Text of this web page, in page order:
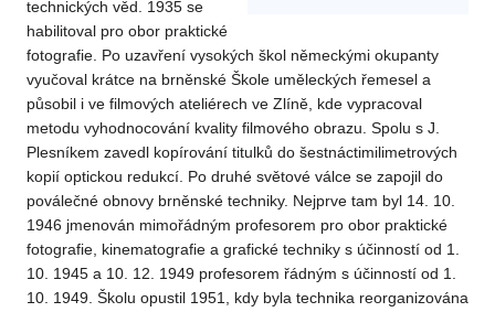
technických věd. 1935 se
habilitoval pro obor praktické
fotografie. Po uzavření vysokých škol německými okupanty
vyučoval krátce na brněnské Škole uměleckých řemesel a
působil i ve filmových ateliérech ve Zlíně, kde vypracoval
metodu vyhodnocování kvality filmového obrazu. Spolu s J.
Plesníkem zavedl kopírování titulků do šestnáctimilimetrových
kopií optickou redukcí. Po druhé světové válce se zapojil do
poválečné obnovy brněnské techniky. Nejprve tam byl 14. 10.
1946 jmenován mimořádným profesorem pro obor praktické
fotografie, kinematografie a grafické techniky s účinností od 1.
10. 1945 a 10. 12. 1949 profesorem řádným s účinností od 1.
10. 1949. Školu opustil 1951, kdy byla technika reorganizována